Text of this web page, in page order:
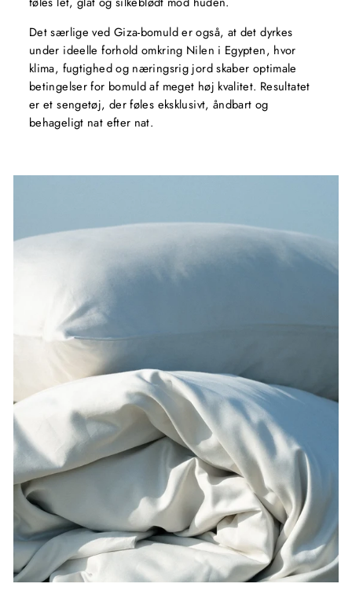
Det særlige ved Giza-bomuld er også, at det dyrkes
under ideelle forhold omkring Nilen i Egypten, hvor
klima, fugtighed og næringsrig jord skaber optimale
betingelser for bomuld af meget høj kvalitet. Resultatet
er et sengetøj, der føles eksklusivt, åndbart og
behageligt nat efter nat.